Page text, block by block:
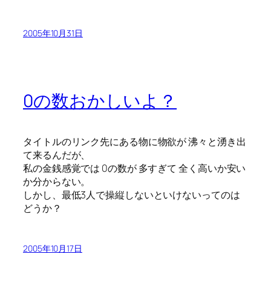
2005年10月31日
0の数おかしいよ？
タイトルのリンク先にある物に物欲が 沸々と湧き出
て来るんだが、
私の金銭感覚では 0の数が 多すぎて 全く高いか安い
か分からない。
しかし、最低3人で操縦しないといけないってのは
どうか？
2005年10月17日